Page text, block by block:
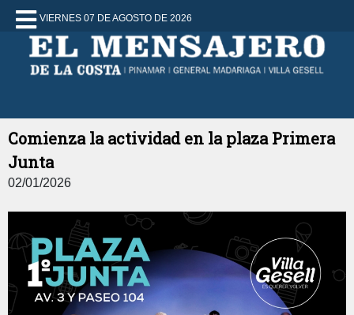
VIERNES 07 DE AGOSTO DE 2026
Comienza la actividad en la plaza Primera
Junta
02/01/2026